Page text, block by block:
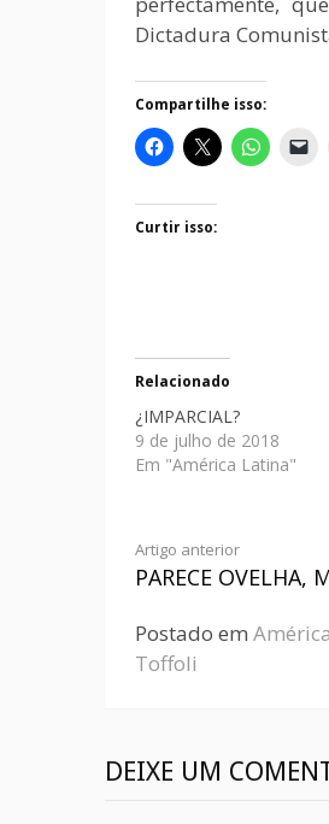
Dictadura
Compartilhe isso:
Curtir isso:
Relacionado
¿IMPARCIAL?
9 de julho de 2018
Em "América Latina"
Artigo anterior
PARECE OVELHA,
Postado em
Toffoli
DEIXE UM